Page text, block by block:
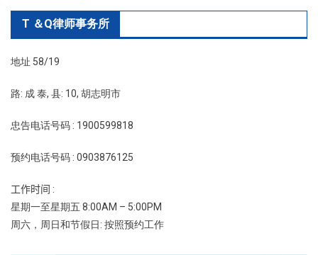
hướng
bài
viết
T ＆Q律师事务所
地址 58/19
路: 成 泰, 县: 10, 胡志明市
忠告电话号码 : 1900599818
预约电话号码 : 0903876125
工作时间 :
星期一至星期五 8:00AM – 5:00PM
周六，周日和节假日: 按照预约工作